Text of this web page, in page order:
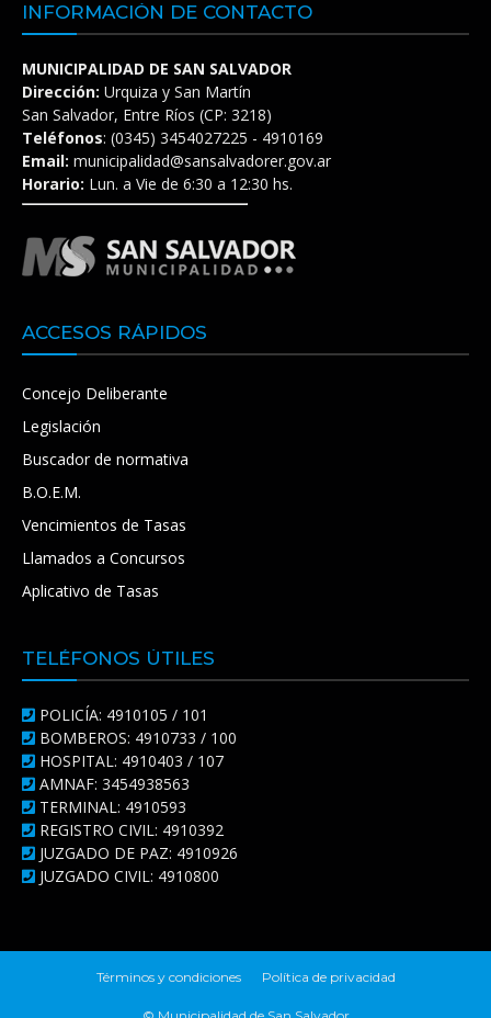
INFORMACIÓN DE CONTACTO
MUNICIPALIDAD DE SAN SALVADOR
Dirección: Urquiza y San Martín
San Salvador, Entre Ríos (CP: 3218)
Teléfonos: (0345) 3454027225 - 4910169
Email: municipalidad@sansalvadorer.gov.ar
Horario: Lun. a Vie de 6:30 a 12:30 hs.
ACCESOS RÁPIDOS
Concejo Deliberante
Legislación
Buscador de normativa
B.O.E.M.
Vencimientos de Tasas
Llamados a Concursos
Aplicativo de Tasas
TELÉFONOS ÚTILES
POLICÍA: 4910105 / 101
BOMBEROS: 4910733 / 100
HOSPITAL: 4910403 / 107
AMNAF: 3454938563
TERMINAL: 4910593
REGISTRO CIVIL: 4910392
JUZGADO DE PAZ: 4910926
JUZGADO CIVIL: 4910800
Términos y condiciones Política de privacidad